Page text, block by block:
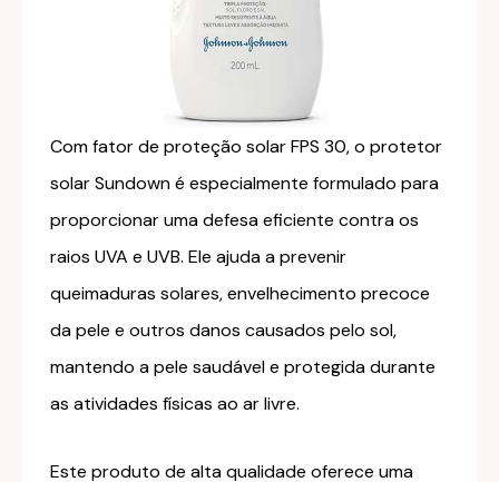
Com fator de proteção solar FPS 30, o protetor
solar Sundown é especialmente formulado para
proporcionar uma defesa eficiente contra os
raios UVA e UVB. Ele ajuda a prevenir
queimaduras solares, envelhecimento precoce
da pele e outros danos causados pelo sol,
mantendo a pele saudável e protegida durante
as atividades físicas ao ar livre.
Este produto de alta qualidade oferece uma